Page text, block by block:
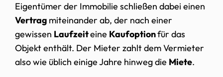
Eigentümer der Immobilie schließen dabei einen
Vertrag miteinander ab, der nach einer
gewissen Laufzeiteine Kaufoptionfür das
Objekt enthält. Der Mieter zahlt dem Vermieter
also wie üblich einige Jahre hinweg die Miete.